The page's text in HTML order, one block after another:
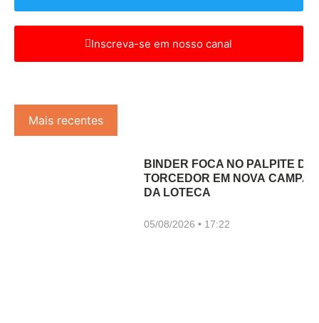
Inscreva-se em nosso canal
Mais recentes
BINDER FOCA NO PALPITE DO
TORCEDOR EM NOVA
DA LOTECA
05/08/2026 17:22